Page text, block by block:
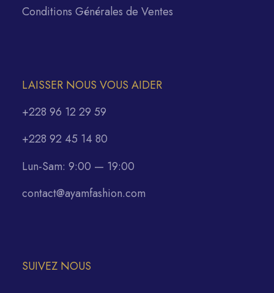
Conditions Générales de Ventes
LAISSER NOUS VOUS AIDER
+228 96 12 29 59
+228 92 45 14 80
Lun-Sam: 9:00 — 19:00
contact@ayamfashion.com
SUIVEZ NOUS